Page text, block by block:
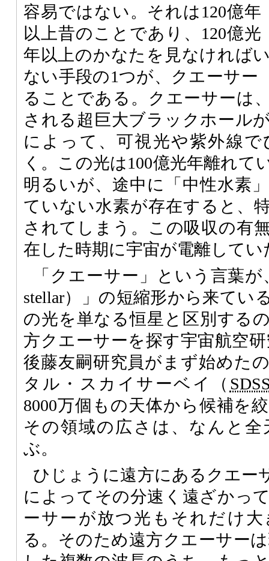
容易ではない。それは120億年
以上昔のことであり、120億光
年以上のかなたを見なければ
ない手段の1つが、クエーサー
ることである。クエーサーは
される超巨大ブラックホール
によって、可視光や紫外線
く。この光は100億光年離れて
明るいが、途中に「中性水素
ていない水素が存在すると、
されてしまう。この吸収の有
在した時期に宇宙が電離して
「クエーサー」という言葉が
stellar）」の短縮形から来てい
の光を単なる恒星と区別する
方クエーサーを探す宇宙航空
後藤友嗣研究員がまず始めた
タル・スカイサーベイ（
8000万個もの天体から候補を
その領域の広さは、なんと
ぶ。
ひじょうに遠方にあるクエー
によってその分速く遠ざかっ
ーサーが放つ光もそれだけ
る。そのため遠方クエーサー